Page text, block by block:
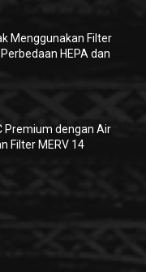
Menggunakan Filter
HEPA dan
Premium dengan Air
Filter MERV 14